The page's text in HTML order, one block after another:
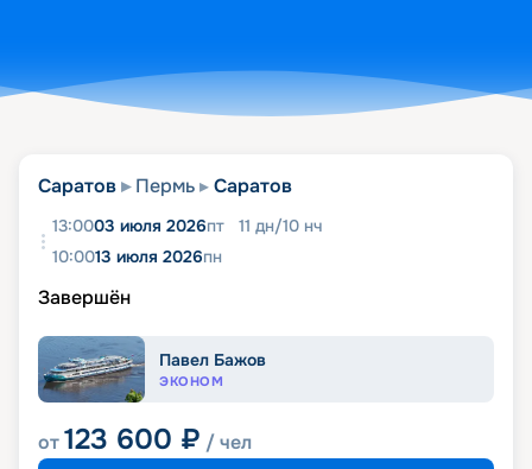
Саратов Пермь Саратов
13:0003 июля 2026пт 11 дн/10 нч
10:0013 июля 2026пн
Завершён
Павел Бажов
ЭКОНОМ
от123 600 ₽ / чел